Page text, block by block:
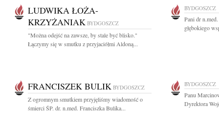
LUDWIKA ŁOŻA-
KRZYŻANIAK BYDGOSZCZ
"Można odejść na zawsze, by stale być blisko."
Łączymy się w smutku z przyjaciółmi Aldoną...
BYDGOSZCZ
Pani dr
głębokiego
FRANCISZEK BULIK BYDGOSZCZ
Z ogromnym smutkiem przyjęliśmy wiadomość o
śmierci ŚP. dr. n.med. Franciszka Bulika...
BYDGOSZCZ
Panu
Dyrektora